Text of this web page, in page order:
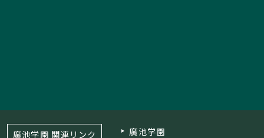
廣池学園 関連リンク 廣池学園